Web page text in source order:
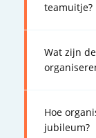
teamuitje?
Wat zijn
Hoe
jubileum?